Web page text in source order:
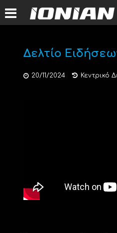
Δελτίο
20/11/2024 Κεντρικό